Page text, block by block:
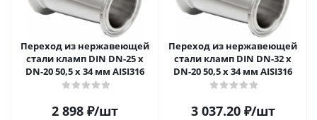
Переход из нержавеющей
стали кламп DIN DN-25 x
DN-20 50,5 х 34 мм AISI316
2 898 ₽/шт
Переход из нержавеющей
стали кламп DIN DN-32 x
DN-20 50,5 х 34 мм AISI316
3 037.20₽/шт